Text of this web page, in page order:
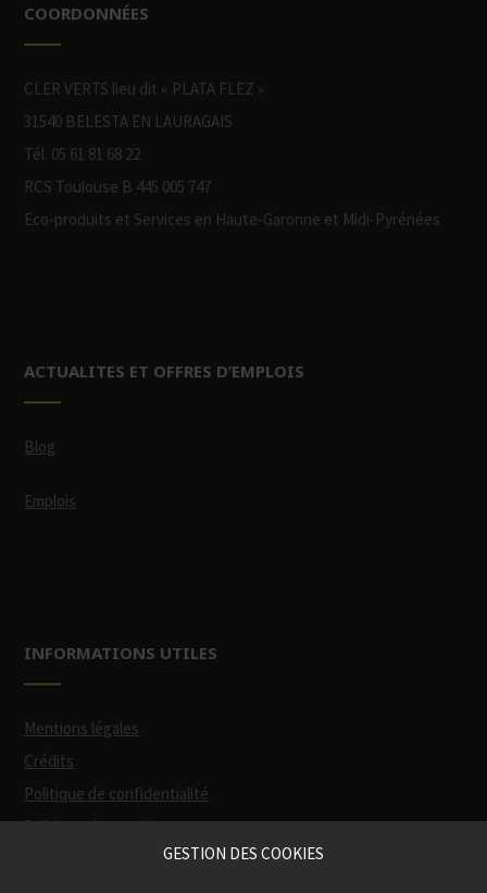
GESTION DES COOKIES
COORDONNÉES
CLER VERTS lieu dit « PLATA FLEZ »
31540 BELESTA EN LAURAGAIS
Tél. 05 61 81 68 22
RCS Toulouse B 445 005 747
Eco-produits et Services en Haute-Garonne et Midi-Pyrénées
ACTUALITES ET OFFRES D’EMPLOIS
Blog
Emplois
INFORMATIONS UTILES
Mentions légales
Crédits
Politique de confidentialité
Politique des cookies